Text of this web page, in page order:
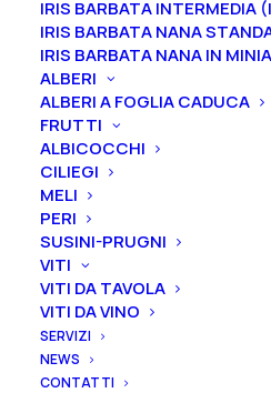
IRIS BARBATA INTERMEDIA
IRIS BARBATA NANA
IRIS BARBATA NANA IN
ALBERI
ALBERI A FOGLIA CADUCA
FRUTTI
ALBICOCCHI
CILIEGI
MELI
PERI
SUSINI-PRUGNI
VITI
VITI DA TAVOLA
VITI DA VINO
SERVIZI
NEWS
CONTATTI
2-3 gemme equivale ad un
3-5 gemme equivale ad un
Gemme
Peonia
lactiflora
"Myrtle
Gentry"
quantità
Ordina subito questo
Puoi acquistare ora questo
indicando la dimensione del
quantità